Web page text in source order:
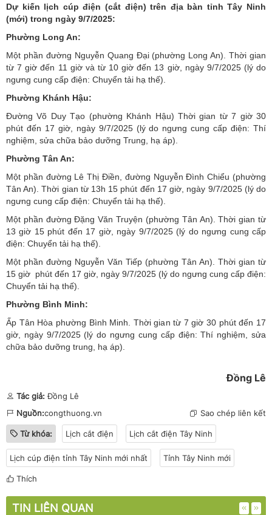
Dự kiến lịch cúp điện (cắt điện) trên địa bàn tỉnh Tây Ninh
(mới) trong ngày 9/7/2025:
Phường Long An:
Một phần đường Nguyễn Quang Đại (phường Long An). Thời gian
từ 7 giờ đến 11 giờ và từ 10 giờ đến 13 giờ, ngày 9/7/2025 (lý do
ngưng cung cấp điện: Chuyển tải hạ thế).
Phường Khánh Hậu:
Đường Võ Duy Tạo (phường Khánh Hậu) Thời gian từ 7 giờ 30
phút đến 17 giờ, ngày 9/7/2025 (lý do ngưng cung cấp điện: Thí
nghiệm, sửa chữa bảo dưỡng Trung, hạ áp).
Phường Tân An:
Một phần đường Lê Thị Điền, đường Nguyễn Đình Chiểu (phường
Tân An). Thời gian từ 13h 15 phút đến 17 giờ, ngày 9/7/2025 (lý do
ngưng cung cấp điện: Chuyển tải hạ thế).
Một phần đường Đặng Văn Truyện (phường Tân An). Thời gian từ
13 giờ 15 phút đến 17 giờ, ngày 9/7/2025 (lý do ngưng cung cấp
điện: Chuyển tải hạ thế).
Một phần đường Nguyễn Văn Tiếp (phường Tân An). Thời gian từ
15 giờ phút đến 17 giờ, ngày 9/7/2025 (lý do ngưng cung cấp điện:
Chuyển tải hạ thế).
Phường Bình Minh:
Ấp Tân Hòa phường Bình Minh. Thời gian từ 7 giờ 30 phút đến 17
giờ, ngày 9/7/2025 (lý do ngưng cung cấp điện: Thí nghiệm, sửa
chữa bảo dưỡng trung, hạ áp).
Đồng Lê
Tác giả: Đồng Lê
Nguồn:congthuong.vn Sao chép liên kết
Từ khóa: Lịch cắt điện Lịch cắt điện Tây Ninh
Lịch cúp điện tỉnh Tây Ninh mới nhất Tỉnh Tây Ninh mới
Thích
TIN LIÊN QUAN